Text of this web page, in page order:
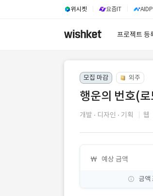
위시켓 요즘IT
프로젝트 등
모집 마감 외주
행운의 번호(
개발 디자인 기획 웹
예상 금액
금액